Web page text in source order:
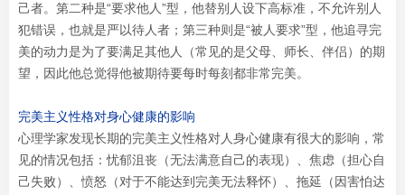
己者。第二种是“要求他人”型，他替别人设下高标准，不允许别人
犯错误，也就是严以待人者；第三种则是“被人要求”型，他追寻完
美的动力是为了要满足其他人（常见的是父母、师长、伴侣）的期
望，因此他总觉得他被期待要每时每刻都非常完美。
完美主义性格对身心健康的影响
心理学家发现长期的完美主义性格对人身心健康有很大的影响，常
见的情况包括：忧郁沮丧（无法满意自己的表现）、焦虑（担心自
己失败）、愤怒（对于不能达到完美无法释怀）、拖延（因害怕达